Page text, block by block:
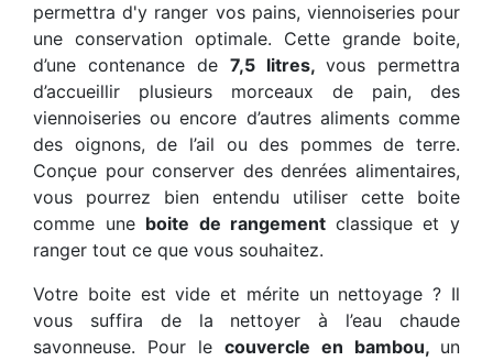
permettra d'y ranger vos pains, viennoiseries pour
une conservation optimale. Cette grande boite,
d’une contenance de 7,5 litres, vous permettra
d’accueillir plusieurs morceaux de pain, des
viennoiseries ou encore d’autres aliments comme
des oignons, de l’ail ou des pommes de terre.
Conçue pour conserver des denrées alimentaires,
vous pourrez bien entendu utiliser cette boite
comme une boite de rangement classique et y
ranger tout ce que vous souhaitez.
Votre boite est vide et mérite un nettoyage ? Il
vous suffira de la nettoyer à l’eau chaude
savonneuse. Pour le couvercle en bambou, un